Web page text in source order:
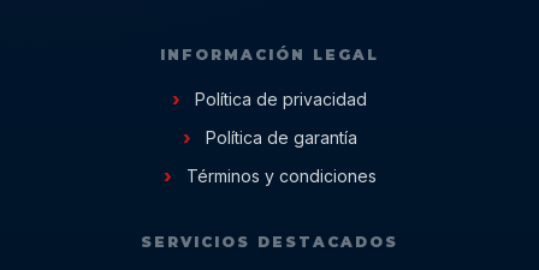
INFORMACIÓN LEGAL
Política de privacidad
Política de garantía
Términos y condiciones
SERVICIOS DESTACADOS